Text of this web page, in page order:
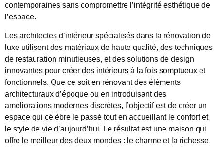
contemporaines sans compromettre l’intégrité esthétique de
l’espace.
Les architectes d’intérieur spécialisés dans la rénovation de
luxe utilisent des matériaux de haute qualité, des techniques
de restauration minutieuses, et des solutions de design
innovantes pour créer des intérieurs à la fois somptueux et
fonctionnels. Que ce soit en rénovant des éléments
architecturaux d’époque ou en introduisant des
améliorations modernes discrètes, l’objectif est de créer un
espace qui célèbre le passé tout en accueillant le confort et
le style de vie d’aujourd’hui. Le résultat est une maison qui
offre le meilleur des deux mondes : le charme et la richesse